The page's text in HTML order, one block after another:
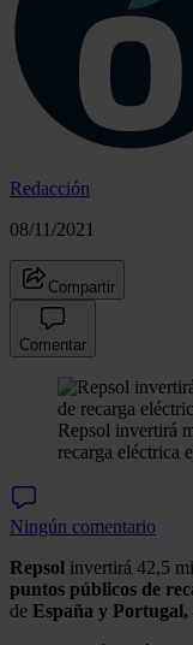
Redacción
08/11/2021
Compartir
Comentar
Repsol invertirá
recarga eléctrica
Ningún comentario
Repsol invertirá 42,5
puntos públicos de
de España y Portugal,